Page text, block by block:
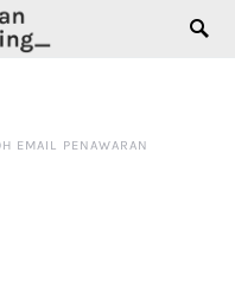
EMAIL PENAWARAN